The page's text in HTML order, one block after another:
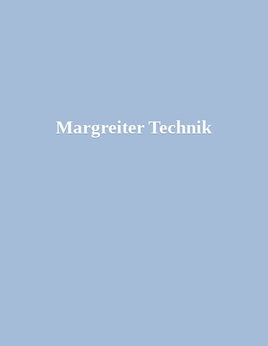
Margreiter Technik